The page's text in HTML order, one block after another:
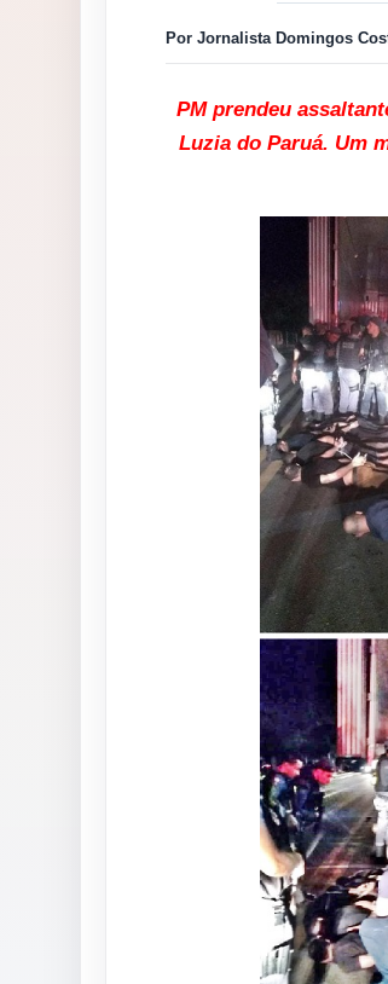
Por Jornalista Domingos
PM prendeu
Luzia do Paruá. Um